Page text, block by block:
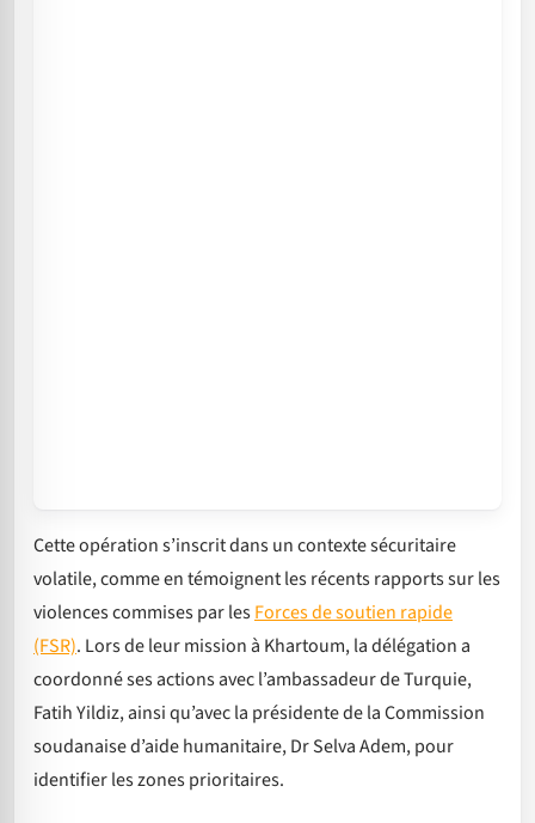
Cette opération s’inscrit dans un contexte sécuritaire
volatile, comme en témoignent les récents rapports sur les
violences commises par lesForces de soutien rapide
(FSR). Lors de leur mission à Khartoum, la délégation a
coordonné ses actions avec l’ambassadeur de Turquie,
Fatih Yildiz, ainsi qu’avec la présidente de la Commission
soudanaise d’aide humanitaire, Dr Selva Adem, pour
identifier les zones prioritaires.